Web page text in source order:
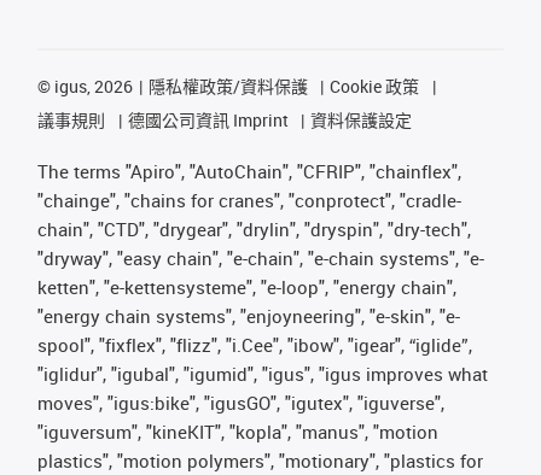
© igus, 2026 隱私權政策/資料保護
Cookie 政策
議事規則
德國公司資訊 Imprint 資料保護設定
The terms "Apiro", "AutoChain", "CFRIP", "chainflex",
"chainge", "chains for cranes", "conprotect", "cradle-
chain", "CTD", "drygear", "drylin", "dryspin", "dry-tech",
"dryway", "easy chain", "e-chain", "e-chain systems", "e-
ketten", "e-kettensysteme", "e-loop", "energy chain",
"energy chain systems", "enjoyneering", "e-skin", "e-
spool", "fixflex", "flizz", "i.Cee", "ibow", "igear", “iglide”,
"iglidur", "igubal", "igumid", "igus", "igus improves what
moves", "igus:bike", "igusGO", "igutex", "iguverse",
"iguversum", "kineKIT", "kopla", "manus", "motion
plastics", "motion polymers", "motionary", "plastics for